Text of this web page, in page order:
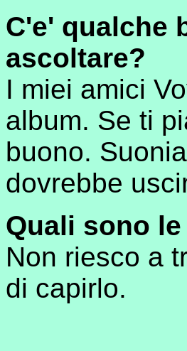
C'e' qualche
ascoltare?
I miei amici
album. Se ti
buono.
dovrebbe
Quali sono
Non riesco a
di capirlo.